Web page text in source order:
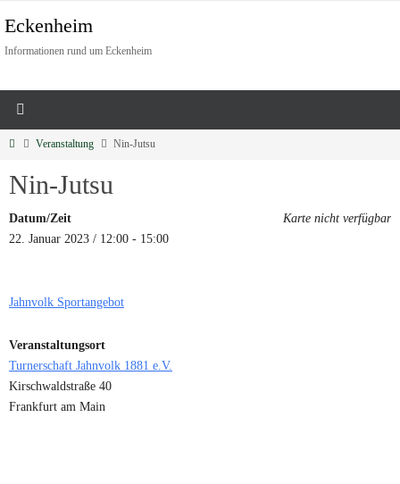
Eckenheim
Informationen rund um Eckenheim
Veranstaltung Nin-Jutsu
Nin-Jutsu
Karte nicht verfügbar
Datum/Zeit
22. Januar 2023 / 12:00 - 15:00
Jahnvolk Sportangebot
Veranstaltungsort
Turnerschaft Jahnvolk 1881 e.V.
Kirschwaldstraße 40
Frankfurt am Main